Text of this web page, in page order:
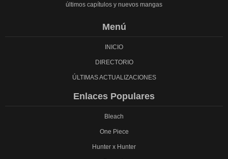
últimos capítulos y nuevos mangas
Menú
INICIO
DIRECTORIO
ÚLTIMAS ACTUALIZACIONES
Enlaces Populares
Bleach
One Piece
Hunter x Hunter